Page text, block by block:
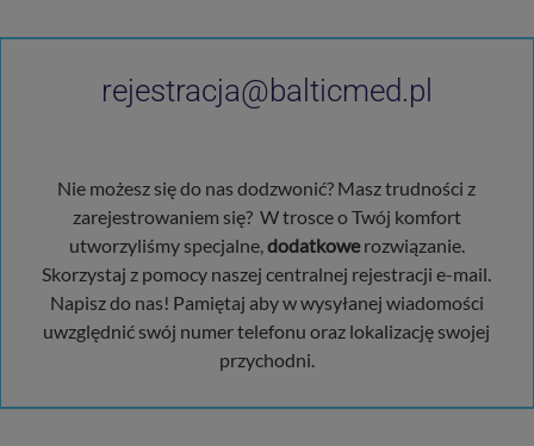
rejestracja@balticmed.pl
Nie możesz się do nas dodzwonić? Masz trudności z
zarejestrowaniem się? W trosce o Twój komfort
utworzyliśmy specjalne,dodatkowerozwiązanie.
Skorzystaj z pomocy naszej centralnej rejestracji e-mail.
Napisz do nas! Pamiętaj aby w wysyłanej wiadomości
uwzględnić swój numer telefonu oraz lokalizację swojej
przychodni.